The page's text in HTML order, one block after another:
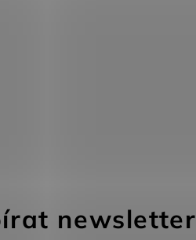
newsletter